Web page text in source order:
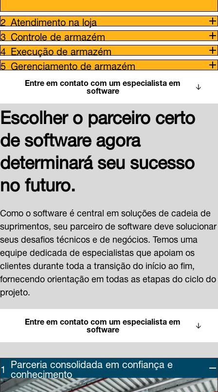
Atendimento na loja
Controle de armazém
Execução de armazém
Gerenciamento de armazém
Entre em contato com um especialista em
software
Escolher o parceiro certo
de software agora
determinará seu sucesso
no futuro.
Como o software é central em soluções de cadeia de
suprimentos, seu parceiro de software deve solucionar
seus desafios técnicos e de negócios. Temos uma
equipe dedicada de especialistas que apoiam os
clientes durante toda a transição do início ao fim,
fornecendo orientação em todas as etapas do ciclo do
projeto.
Entre em contato com um especialista em
software
Parceria consolidada em confiança e
conhecimento